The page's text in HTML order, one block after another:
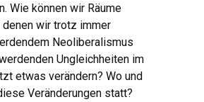
Wie können wir Räume
denen wir trotz immer
Neoliberalismus
Ungleichheiten im
etwas verändern? Wo und
Veränderungen statt?